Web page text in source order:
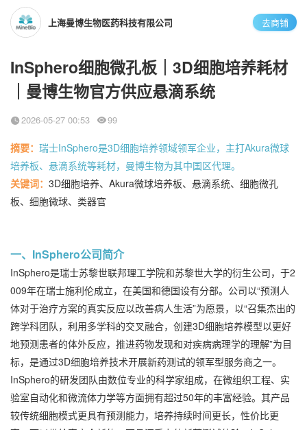
上海曼博生物医药科技有限公司 去商铺
InSphero细胞微孔板｜3D细胞培养耗材
｜曼博生物官方供应悬滴系统
2026-05-27 00:53 99
摘要： 瑞士InSphero是3D细胞培养领域领军企业，主打Akura微球
培养板、悬滴系统等耗材，曼博生物为其中国区代理。
关键词： 3D细胞培养、Akura微球培养板、悬滴系统、细胞微孔
板、细胞微球、类器官
一、InSphero公司简介
InSphero是瑞士苏黎世联邦理工学院和苏黎世大学的衍生公司，于2
009年在瑞士施利伦成立，在美国和德国设有分部。公司以“预测人
体对于治疗方案的真实反应以改善病人生活”为愿景，以“召集杰出的
跨学科团队，利用多学科的交叉融合，创建3D细胞培养模型以更好
地预测患者的体外反应，推进药物发现和对疾病病理学的理解”为目
标，是通过3D细胞培养技术开展新药测试的领军型服务商之一。
InSphero的研发团队由数位专业的科学家组成，在微组织工程、实
验室自动化和微流体力学等方面拥有超过50年的丰富经验。其产品
较传统细胞模式更具有预测能力，培养持续时间更长，性价比更